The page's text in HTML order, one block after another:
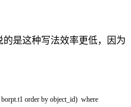
是这种写法效率更低，因为
borpt t1 order by object_id) where